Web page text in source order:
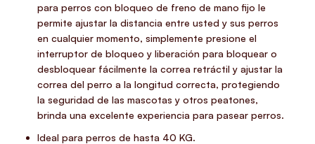
para perros con bloqueo de freno de mano fijo le
permite ajustar la distancia entre usted y sus perros
en cualquier momento, simplemente presione el
interruptor de bloqueo y liberación para bloquear o
desbloquear fácilmente la correa retráctil y ajustar la
correa del perro a la longitud correcta, protegiendo
la seguridad de las mascotas y otros peatones,
brinda una excelente experiencia para pasear perros.
Ideal para perros de hasta 40 KG.